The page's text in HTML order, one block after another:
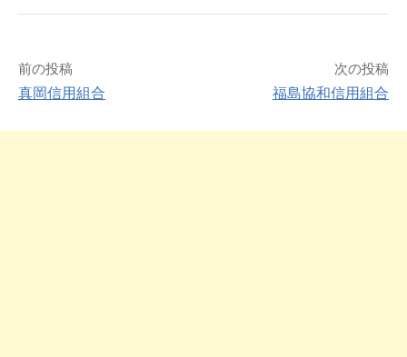
前の投稿
真岡信用組合
次の投稿
福島協和信用組合